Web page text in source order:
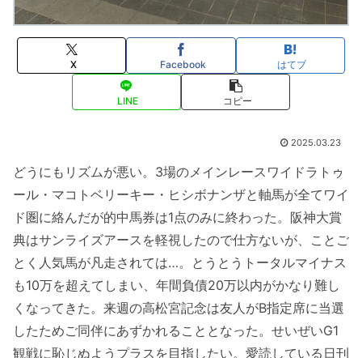
X Facebook はてブ
LINE コピー
2025.03.23
どうにもリズムが悪い。3場のメインレースワイドラトゥ
ール・マコトベリーキー・ヒシボナンザと軸馬が全てワイ
ド圏に絡んだが的中馬券は1点のみに終わった。阪神大賞
典はサンライズアースを軽視したので仕方ないが、ことご
とく人気馬が凡走されては…。とうとうトータルマイナス
も10万を超えてしまい、年間負債20万以内がかなり難し
くなってきた。来週の高松宮記念は友人がB指定席に当選
したためご同伴にあずかれることとなった。せいぜいG1
観戦に恥じぬようプラスを目指したい。愛読している日刊